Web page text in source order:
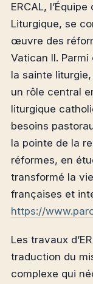
ERCAL,
Liturgique, se
œuvre des
Vatican II.
la sainte
un rôle central
liturgique
besoins
la pointe de la
réformes, en
transformé la
françaises et
https://
Les travaux
traduction du
complexe qui